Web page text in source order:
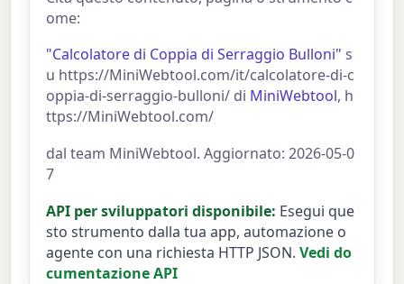
ome:
"Calcolatore di Coppia di Serraggio Bulloni" s
u https://MiniWebtool.com/it/calcolatore-di-c
oppia-di-serraggio-bulloni/ di MiniWebtool, h
ttps://MiniWebtool.com/
dal team MiniWebtool. Aggiornato: 2026-05-0
7
API per sviluppatori disponibile: Esegui que
sto strumento dalla tua app, automazione o
agente con una richiesta HTTP JSON. Vedi do
cumentazione API